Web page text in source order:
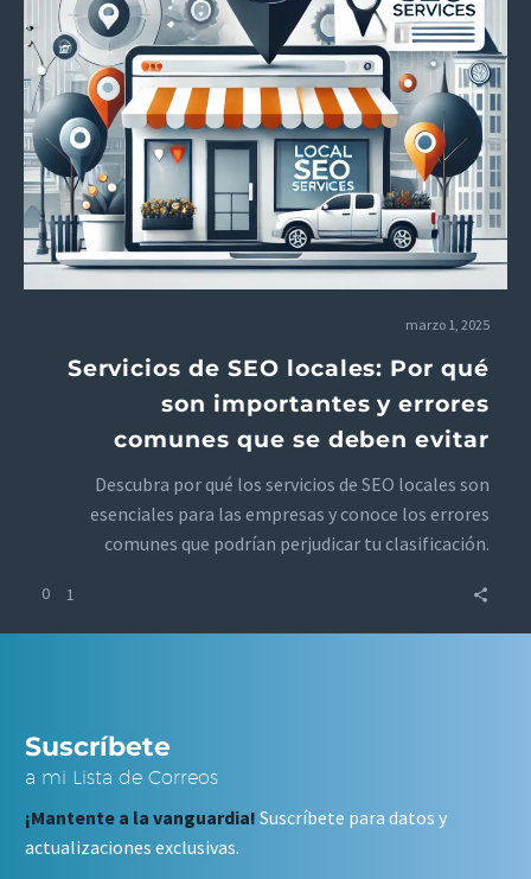
marzo 1, 2025
Servicios de SEO locales: Por qué
son importantes y errores
comunes que se deben evitar
Descubra por qué los servicios de SEO locales son
esenciales para las empresas y conoce los errores
comunes que podrían perjudicar tu clasificación.
0 1
Suscríbete
a mi Lista de Correos
¡Mantente a la vanguardia! Suscríbete para datos y
actualizaciones exclusivas.